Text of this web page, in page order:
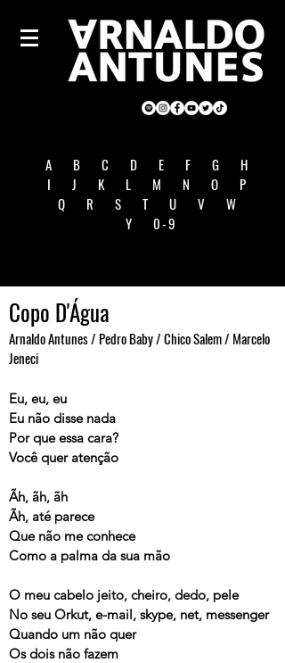
A B C D E F G
H
I
J K L M N O
P
Q
R S T U V
W
Y
0-9
Copo D'Água
Arnaldo Antunes / Pedro Baby / Chico Salem / Marcelo
Jeneci
Eu, eu, eu
Eu não disse nada
Por que essa cara?
Você quer atenção
Ãh, ãh, ãh
Ãh, até parece
Que não me conhece
Como a palma da sua mão
O meu cabelo jeito, cheiro, dedo, pele
No seu Orkut, e-mail, skype, net, messenger
Quando um não quer
Os dois não fazem